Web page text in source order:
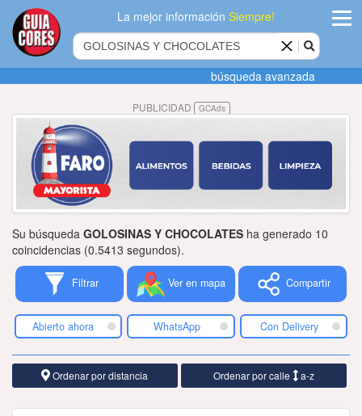
La mejor informaciónSiempre!
Agregar
empresa
Actualizar
Publicidad
Tiendacores
Contactenos
búsqueda avanzada
PUBLICIDAD GCAds
Su búsqueda GOLOSINAS Y CHOCOLATES ha generado 10
coincidencias (0.5413 segundos).
Filtrar Ver en mapa Compartir
Abierto ahora WhatsApp Con Delivery
Ordenar por distancia Ordenar por calle a-z